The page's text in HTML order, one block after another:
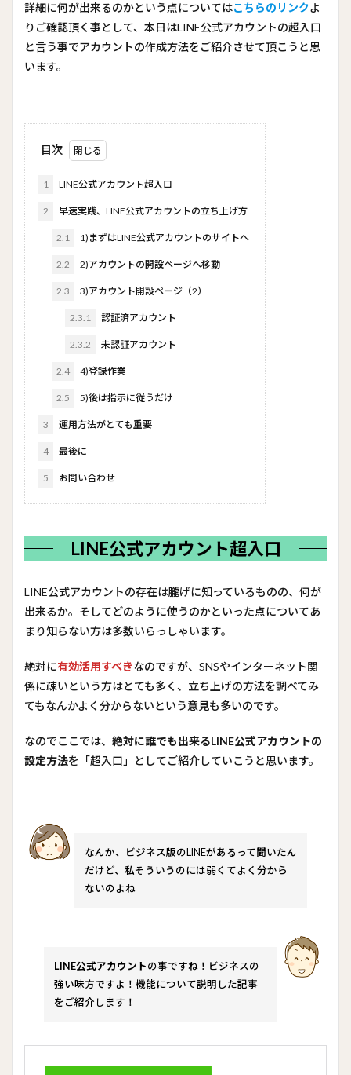
詳細に何が出来るのかという点についてはこちらのリンクよ
りご確認頂く事として、本日はLINE公式アカウントの超入口
と言う事でアカウントの作成方法をご紹介させて頂こうと思
います。
目次
1 LINE公式アカウント超入口
2 早速実践、LINE公式アカウントの立ち上げ方
2.1 1)まずはLINE公式アカウントのサイトへ
2.2 2)アカウントの開設ページへ移動
2.3 3)アカウント開設ページ（2）
2.3.1 認証済アカウント
2.3.2 未認証アカウント
2.4 4)登録作業
2.5 5)後は指示に従うだけ
3 運用方法がとても重要
4 最後に
5 お問い合わせ
LINE公式アカウント超入口
LINE公式アカウントの存在は朧げに知っているものの、何が
出来るか。そしてどのように使うのかといった点についてあ
まり知らない方は多数いらっしゃいます。
絶対に有効活用すべきなのですが、SNSやインターネット関
係に疎いという方はとても多く、立ち上げの方法を調べてみ
てもなんかよく分からないという意見も多いのです。
なのでここでは、 絶対に誰でも出来るLINE公式アカウントの
設定方法を「超入口」としてご紹介していこうと思います。
なんか、ビジネス版のLINEがあるって聞いたん
だけど、私そういうのには弱くてよく分から
ないのよね
LINE公式アカウント の事ですね！ビジネスの
強い味方ですよ！機能について説明した記事
をご紹介します！